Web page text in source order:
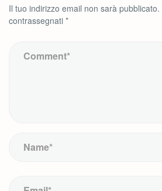
Il tuo indirizzo email non sarà pubblicato.
contrassegnati *